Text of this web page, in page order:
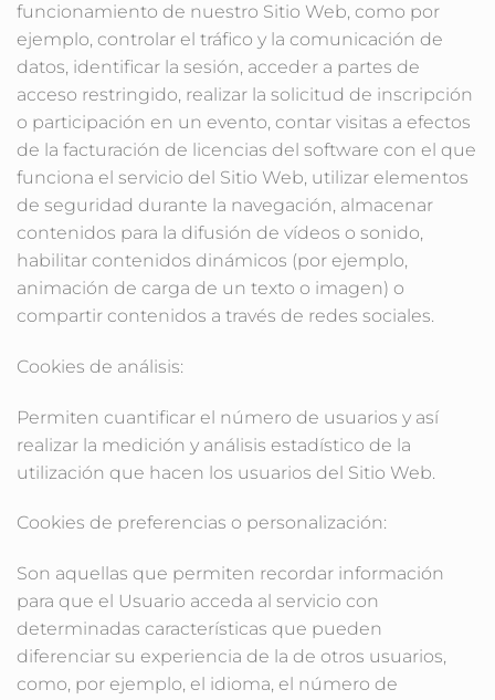
funcionamiento de nuestro Sitio Web, como por
ejemplo, controlar el tráfico y la comunicación de
datos, identificar la sesión, acceder a partes de
acceso restringido, realizar la solicitud de inscripción
o participación en un evento, contar visitas a efectos
de la facturación de licencias del software con el que
funciona el servicio del Sitio Web, utilizar elementos
de seguridad durante la navegación, almacenar
contenidos para la difusión de vídeos o sonido,
habilitar contenidos dinámicos (por ejemplo,
animación de carga de un texto o imagen) o
compartir contenidos a través de redes sociales.
Cookies de análisis:
Permiten cuantificar el número de usuarios y así
realizar la medición y análisis estadístico de la
utilización que hacen los usuarios del Sitio Web.
Cookies de preferencias o personalización:
Son aquellas que permiten recordar información
para que el Usuario acceda al servicio con
determinadas características que pueden
diferenciar su experiencia de la de otros usuarios,
como, por ejemplo, el idioma, el número de